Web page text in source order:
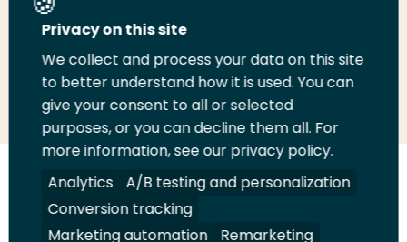
Deel deze pagina
Deel
LinkedIn
Deel
op
Twitter
Deel
op
Facebook
Email
deze
pagina
Print
deze
pagina
Volg
ons
op
Volg
ons
op
Volg
ons
op
Volg
ons
op
Juridisch Security A-Z Index Contact
Privacy on this site
We collect and process your data on this site
to better understand how it is used. You can
give your consent to all or selected
purposes, or you can decline them all. For
more information, see our privacy policy.
Analytics
A/B testing and personalization
Conversion tracking
Marketing automation
Remarketing